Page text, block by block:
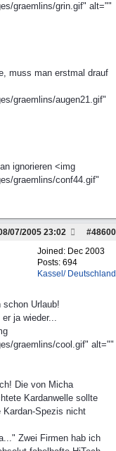
graemlins/grin.gif" alt=""
muss man erstmal drauf
graemlins/augen21.gif"
ignorieren <img
graemlins/conf44.gif"
#48600
07/2005 23:02
Joined: Dec 2003
Posts: 694
Kassel/ Deutschland
Urlaub!
ja wieder...
graemlins/cool.gif" alt=""
Die von Micha
Kardanwelle sollte
Kardan-Spezis nicht
Zwei Firmen hab ich